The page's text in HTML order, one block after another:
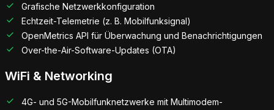
Grafische Netzwerkkonfiguration
Echtzeit-Telemetrie (z. B. Mobilfunksignal)
OpenMetrics API für Überwachung und Benachrichtigungen
Over-the-Air-Software-Updates (OTA)
WiFi & Networking
4G- und 5G-Mobilfunknetzwerke mit Multimodem-